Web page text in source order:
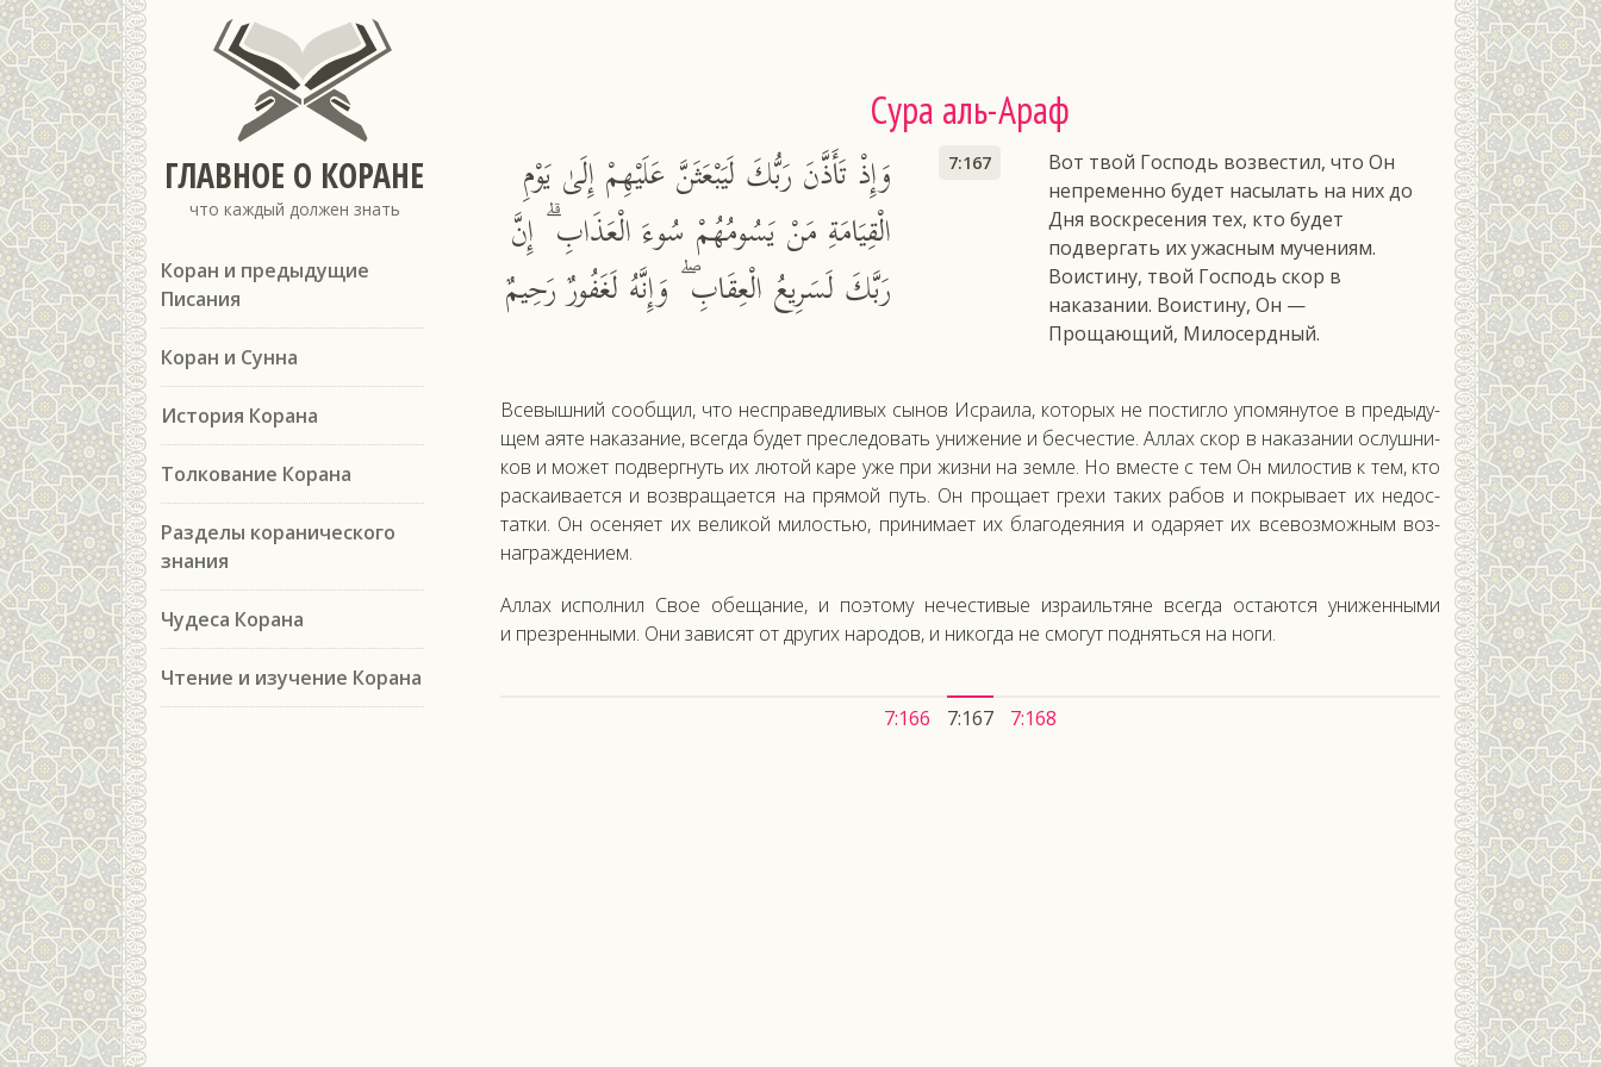
ГЛАВНОЕ О КОРАНЕ
что каждый должен знать
Коран и предыдущие
Писания
Коран и Сунна
История Корана
Толкование Корана
Разделы коранического
знания
Чудеса Корана
Чтение и изучение Корана
Сура аль-Араф
وَإِذْ تَأَذَّنَ رَبُّكَ لَيَبْعَثَنَّ عَلَيْهِمْ إِلَىٰ يَوْمِ
الْقِيَامَةِ مَنْ يَسُومُهُمْ سُوءَ الْعَذَابِ ۗ إِنَّ
رَبَّكَ لَسَرِيعُ الْعِقَابِ ۖ وَإِنَّهُ لَغَفُورٌ رَحِيمٌ
7:167
Вот твой Господь возвестил, что Он
непременно будет насылать на них до
Дня воскресения тех, кто будет
подвергать их ужасным мучениям.
Воистину, твой Господь скор в
наказании. Воистину, Он —
Прощающий, Милосердный.
Все­выш­ний со­об­щил, что нес­пра­вед­ли­вых сы­нов Ис­ра­ила, ко­торых не пос­тигло упо­мяну­тое в пре­дыду­
щем а­яте на­каза­ние, всег­да бу­дет прес­ле­довать уни­жение и бес­честие. Ал­лах скор в на­каза­нии ос­лушни­
ков и мо­жет под­вер­гнуть их лю­той ка­ре уже при жиз­ни на зем­ле. Но вмес­те с тем Он ми­лос­тив к тем, кто
рас­ка­ива­ет­ся и воз­вра­ща­ет­ся на пря­мой путь. Он про­ща­ет гре­хи та­ких ра­бов и пок­ры­ва­ет их не­дос­
татки. Он осе­ня­ет их ве­ликой ми­лостью, при­нима­ет их бла­годе­яния и ода­ря­ет их все­воз­можным воз­
награж­де­ни­ем.
Ал­лах ис­полнил Свое обе­щание, и по­это­му не­чес­ти­вые из­ра­иль­тя­не всег­да ос­та­ют­ся уни­жен­ны­ми
и през­ренны­ми. Они за­висят от дру­гих на­родов, и ни­ког­да не смо­гут под­нять­ся на но­ги.
7:166 7:167 7:168